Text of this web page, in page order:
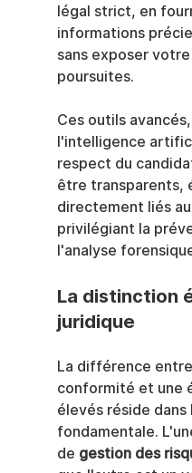
légal strict, en
informations
sans exposer
poursuites.
Ces outils
l'intelligence
respect du
être transparents,
directement liés
privilégiant la
l'analyse
La distinction
juridique
La différence
conformité et une
élevés réside
fondamentale.
de gestion des